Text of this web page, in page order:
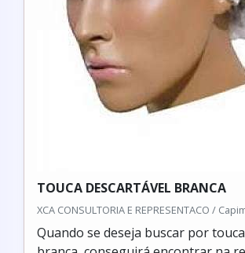
TOUCA DESCARTÁVEL BRANCA
XCA CONSULTORIA E REPRESENTACO /
Quando se deseja buscar por